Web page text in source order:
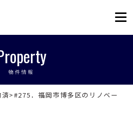
リノベーションを福岡で。
物件情報
済>#275．福岡市博多区のリノベー